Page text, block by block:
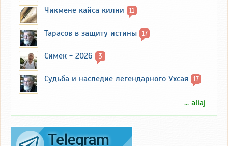
Чикмене кайса килни 11
Тарасов в защиту истины 17
Симек - 2026 3
Судьба и наследие легендарного Ухсая 17
... aliaj